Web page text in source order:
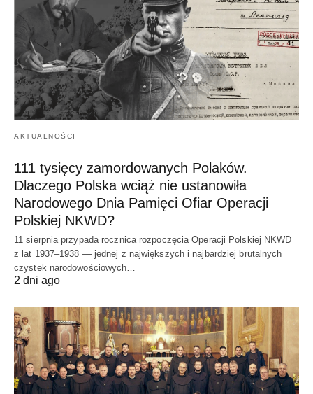
AKTUALNOŚCI
111 tysięcy zamordowanych Polaków.
Dlaczego Polska wciąż nie ustanowiła
Narodowego Dnia Pamięci Ofiar Operacji
Polskiej NKWD?
11 sierpnia przypada rocznica rozpoczęcia Operacji Polskiej NKWD
z lat 1937–1938 — jednej z największych i najbardziej brutalnych
czystek narodowościowych…
2 dni ago